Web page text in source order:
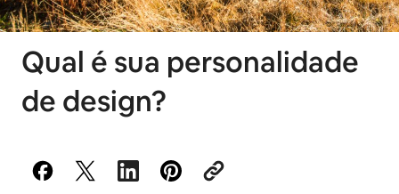
Qual é sua personalidade
de design?